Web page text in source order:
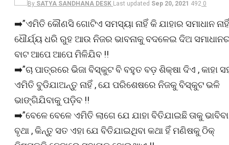
By SATYA SANDHANA DESK Last updated Sep 20, 2021 492 0
➡️”ଏମିତି କୌଣସି ଗୋଟିଏ ସମସ୍ୟା ନାହିଁ କି ଯାହାର ସମାଧାନ
ଧୌର୍ଯ୍ୟ ଧରି ରୁହ ଆଉ ନିଜର ଭାବନାକୁ ବଦଳେଇ ଦିଅ
ବାଟ ଆପେ ଆପେ ମିଳିଯିବ !!
➡️”ଚା ପାତ୍ରରେ ଭିଜା ବିସ୍କୁଟ ବି ବହୁତ ବଡ଼ ଶିକ୍ଷା ଦିଏ , କାହା
ଏମିତି ବୁଡିଯାଅନ୍ତୁ ନାହିଁ , ଯେ ପରିଶେଷରେ ନିଜକୁ ବିସ୍କୁଟ ଭଳି
ଭାଙ୍ଗିଯିବାକୁ ପଡ଼ିବ !!
➡️”ବେଳେ ବେଳେ ଏମିତି ଲାଗେ ଯେ ଯାହା ବିତିଯାଇଛି ତାକୁ ଭାବିବା
ବୃଥା , କିନ୍ତୁ ସତ ଏହା ଯେ ବିତିଯାଇଥିବା କଥା ହିଁ ମଣିଷକୁ ଠିକ୍